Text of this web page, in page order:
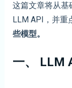
这篇文章将从基
LLM API，并重
些模型。
一、 LLM